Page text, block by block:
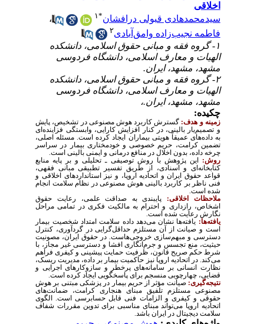
اخلاقی
سیدمحمدهادی قبولی درافشان *۱
،
فاطمه نجیب‌زاده وامق‌آبادی
۱- گروه فقه و مبانی حقوق اسلامی، دانشکده
الهیات و معارف اسلامی، دانشگاه فردوسی
مشهد، مشهد، ایران.
۲- گروه فقه و مبانی حقوق اسلامی، دانشکده
الهیات و معارف اسلامی، دانشگاه فردوسی
مشهد، مشهد، ایران.،
چکیده:
زمینه و هدف: گسترش کاربرد هوش مصنوعی در تشخیص، پایش
و تصمیم‌یار بالینی، در کنار افزایش کارایی، وابستگی فزاینده‌ای
به داده‌های عمیقاً هویتی بیماران ایجاد کرده است. مسئله اصلی،
تضمین کرامت، حریم خصوصی و خودمختاری بیمار در سراسر
چرخه داده، بدون اخلال در منافع درمانی و ایمنی بالینی است.
روش: این پژوهش با روش توصیفی ـ تحلیلی و بر پایه منابع
کتابخانه‌ای و اسنادی، از طریق تفسیر تطبیقی مبانی فقهی،
قواعد حقوق ایران و اتحادیه اروپا، و نیز استانداردهای اخلاقی و
فنی ناظر بر کاربرد بالینی هوش مصنوعی در نظام سلامت انجام
شده است.
ملاحظات اخلاقی:
پایبندی به صداقت علمی، رعایت حقوق
اشخاص، رازداری و احترام به مالکیت فکری در تمامی مراحل
نگارش رعایت شده است.
یافته‌ها: یافته‌ها نشان می‌دهد داده سلامت امتداد شخصیت بیمار
است و صیانت از آن مستلزم حداقل‌گرایی در گردآوری، کنترل
دسترسی و مبهم‌سازی خروجی‌هاست. در حقوق ایران، مصونیت
حیثیت، منع تجسس و جرم‌انگاری افشا و دسترسی غیر مجاز، با
شرط حکم صریح قانون، ظرفیت حمایت پیشینی و کیفری فراهم
می‌کند. در اتحادیه اروپا نیز حاکمیت بیمار بر داده، مدیریت ریسک،
نظارت انسانی بر سامانه‌های پرخطر و سازوکارهای اجرایی و
قضایی، چهارچوبی منسجم برای پاسخگویی ایجاد کرده است.
نتیجه‌گیری: صیانت مؤثر از حریم بیمار در پزشکی مبتنی بر هوش
مصنوعی مستلزم تلفیق مبنای هنجاری کرامت، ضمانت‌های
حقوقی و کیفری و الزامات فنی قابل حسابرسی است. الگوی
اتحادیه اروپا می‌تواند مبنای مناسبی برای تدوین مقررات شفاف
سلامت دیجیتال در ایران باشد.